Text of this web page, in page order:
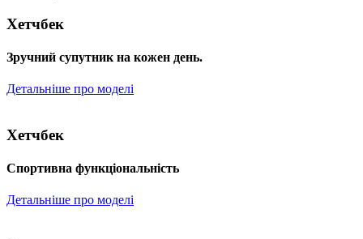
Хетчбек
Зручний супутник на кожен день.
Детальніше про моделі
Хетчбек
Спортивна функціональність
Детальніше про моделі